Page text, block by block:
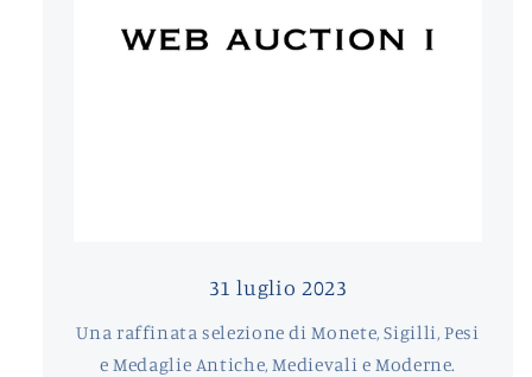
31 luglio 2023
Una raffinata selezione di Monete, Sigilli, Pesi
e Medaglie Antiche, Medievali e Moderne.